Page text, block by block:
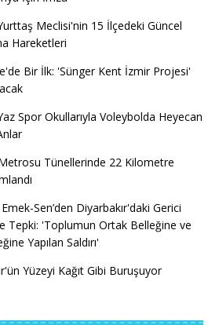
Meclisi'nin 15 İlçedeki Güncel
Hareketleri
Bir İlk: 'Sünger Kent İzmir Projesi'
Spor Okullarıyla Voleybolda Heyecan
Tünellerinde 22 Kilometre
Sen’den Diyarbakır'daki Gerici
Tepki: 'Toplumun Ortak Belleğine ve
Yapılan Saldırı'
Yüzeyi Kağıt Gibi Buruşuyor